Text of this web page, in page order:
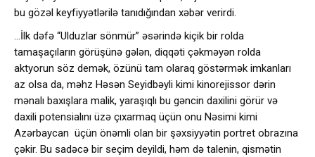
bu gözəl keyfiyyətlərilə tanıdığından xəbər verirdi.
…İlk dəfə “Ulduzlar sönmür” əsərində kiçik bir rolda
tamaşaçıların görüşünə gələn, diqqəti çəkməyən rolda
aktyorun söz demək, özünü tam olaraq göstərmək imkanları
az olsa da, məhz Həsən Seyidbəyli kimi kinorejissor dərin
mənalı baxışlara malik, yaraşıqlı bu gəncin daxilini görür və
daxili potensialını üzə çıxarmaq üçün onu Nəsimi kimi
Azərbaycan üçün önəmli olan bir şəxsiyyətin portret obrazına
çəkir. Bu sadəcə bir seçim deyildi, həm də talenin, qismətin